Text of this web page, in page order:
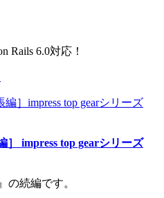
Rails 6.0対応！
impress top gearシリーズ
の続編です。